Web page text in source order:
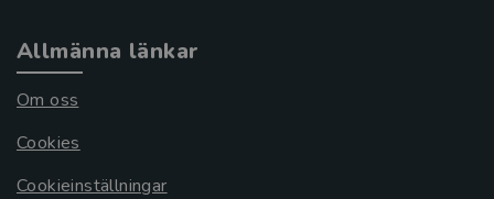
Allmänna länkar
Om oss
Cookies
Cookieinställningar